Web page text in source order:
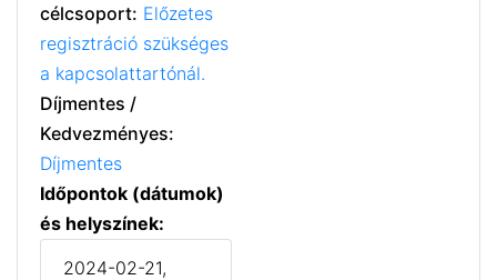
célcsoport: Előzetes
regisztráció szükséges
a kapcsolattartónál.
Díjmentes /
Kedvezményes:
Díjmentes
Időpontok (dátumok)
és helyszínek:
2024-02-21,